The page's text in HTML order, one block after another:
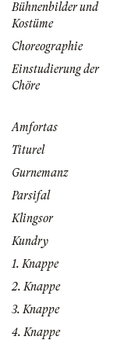
Bühnenbilder und
Kostüme
Choreographie
Einstudierung der
Chöre
Amfortas
Titurel
Gurnemanz
Parsifal
Klingsor
Kundry
1. Knappe
2. Knappe
3. Knappe
4. Knappe